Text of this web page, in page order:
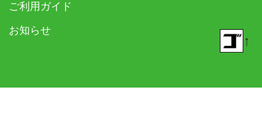
ご利用ガイド
お知らせ
↑